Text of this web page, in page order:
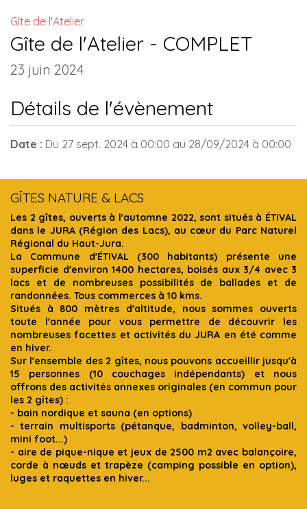
Gîte de l'Atelier
Gîte de l'Atelier - COMPLET
23 juin 2024
Détails de l'évènement
Date : Du 27 sept. 2024 à 00:00 au 28/09/2024 à 00:00
GÎTES NATURE & LACS
Les 2 gîtes, ouverts à l'automne 2022, sont situés à ÉTIVAL
dans le JURA (Région des Lacs), au cœur du Parc Naturel
Régional du Haut-Jura.
La Commune d'ÉTIVAL (300 habitants) présente une
superficie d'environ 1400 hectares, boisés aux 3/4 avec 3
lacs et de nombreuses possibilités de ballades et de
randonnées. Tous commerces à 10 kms.
Situés à 800 mètres d'altitude, nous sommes ouverts
toute l'année pour vous permettre de découvrir les
nombreuses facettes et activités du JURA en été comme
en hiver.
Sur l'ensemble des 2 gîtes, nous pouvons accueillir jusqu'à
15 personnes (10 couchages indépendants) et nous
offrons des activités annexes originales (en commun pour
les 2 gîtes) :
- bain nordique et sauna (en options)
- terrain multisports (pétanque, badminton, volley-ball,
mini foot...)
- aire de pique-nique et jeux de 2500 m2 avec balançoire,
corde à nœuds et trapèze (camping possible en option),
luges et raquettes en hiver...